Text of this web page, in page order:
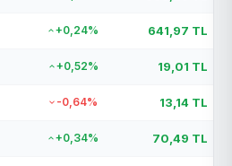
+0,24% 641,97 TL
+0,52% 19,01 TL
-0,64% 13,14 TL
+0,34% 70,49 TL